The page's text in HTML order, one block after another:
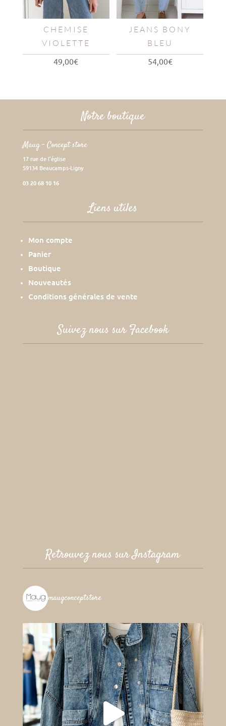
CHEMISE
VIOLETTE
49,00€
JEANS BONY
BLEU
54,00€
Notre boutique
Maug – Concept store
17 rue de l’église
59134 Beaucamps-Ligny
03 20 68 10 16
Liens utiles
Mon compte
Panier
Boutique
Nouveautés
Conditions générales de vente
Suivez nous sur Facebook
Retrouvez nous sur Instagram
maugconceptstore